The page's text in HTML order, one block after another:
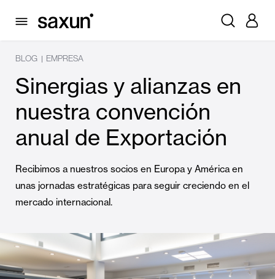
BLOG | EMPRESA
Sinergias y alianzas en
nuestra convención
anual de Exportación
Recibimos a nuestros socios en Europa y América en
unas jornadas estratégicas para seguir creciendo en el
mercado internacional.